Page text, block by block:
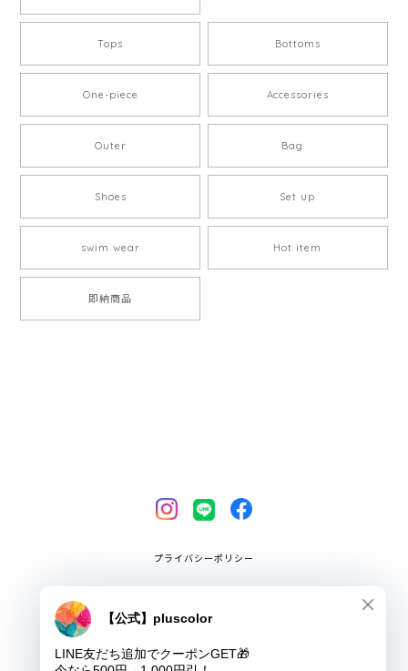
Tops Bottoms
One-piece Accessories
Outer Bag
Shoes Set up
swim wear Hot item
即納商品
プライバシーポリシー